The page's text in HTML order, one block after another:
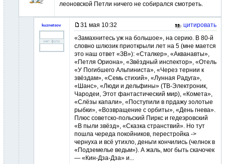
леоновской Петли ничего не собирался смотреть.
kuznetsov 31 мая 10:32
цитировать
«Замахнитесь уж на большое», на серию. В 80-й
словно шлюзик приоткрыли лет на 5 (мне мается
это наш ответ «ЗВ»): «Сталкер», «Акванавты»,
«Петля Ориона», «Звёздный инспектор», «Отель
«У Погибшего Альпиниста», «Через тернии к
звёздам», «Семь стихий», «Лунная Радуга»,
«Шанс», «Люди и дельфины» (ТВ-Электроник,
Чародеи, Этот фантастический мир), «Комета»,
«Слёзы капали», «Поступили в прдажу золотые
рыбки», «Возвращение с орбиты», «День гнева».
Плюс советско-польский Пиркс и гедеэровский
«В пыли звёзд», «Сказка странствий». Но тут
пошла череда покойников, перестройка ->
чернуха и всё утихло, деньги кончились (челнок в
«Подземелье ведьм»). А жаль, мог быть скачочек
— «Кин-Дза-Дза» и...